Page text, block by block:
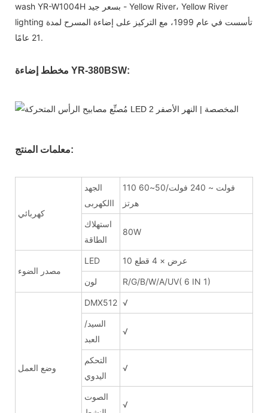
wash YR-W1004H بسعر جيد - Yellow River، Yellow River
lighting تأسست في عام 1999، مع التركيز على إضاءة المسرح لمدة
21 عامًا.
مخطط إضاءة YR-380BSW:
معلمات المنتج:
كهربائي
الجهد
االكهربى
110 فولت ~ 240 فولت/50~60
هرتز
استهلاك
الطاقة
80W
مصدر الضوء
LED 10 عرض × 4 قطع
لون R/G/B/W/A/UV( 6 IN 1)
وضع العمل
DMX512 √
السيد/
العبد
√
التحكم
اليدوي
√
الصوت
√